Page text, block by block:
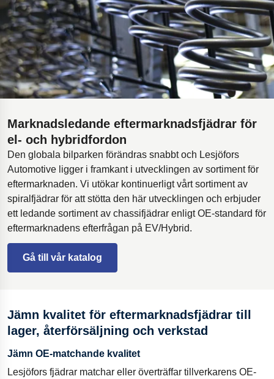
Marknadsledande eftermarknadsfjädrar för
el- och hybridfordon
Den globala bilparken förändras snabbt och Lesjöfors
Automotive ligger i framkant i utvecklingen av sortiment för
eftermarknaden. Vi utökar kontinuerligt vårt sortiment av
spiralfjädrar för att stötta den här utvecklingen och erbjuder
ett ledande sortiment av chassifjädrar enligt OE-standard för
eftermarknadens efterfrågan på EV/Hybrid.
Gå till vår katalogÖppnas i en ny flik
Jämn kvalitet för eftermarknadsfjädrar till
lager, återförsäljning och verkstad
Jämn OE-matchande kvalitet
Lesjöfors fjädrar matchar eller överträffar tillverkarens OE-